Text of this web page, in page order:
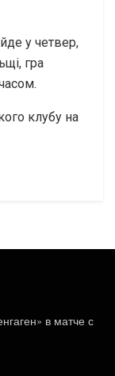
у четвер,
гра
клубу на
в матче с